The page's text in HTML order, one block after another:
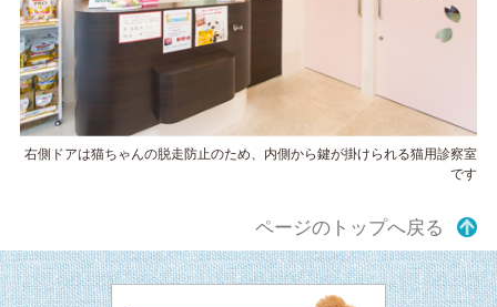
右側ドアは猫ちゃんの脱走防止のため、内側から鍵が掛けられる猫用診察室
です
ページのトップへ戻る